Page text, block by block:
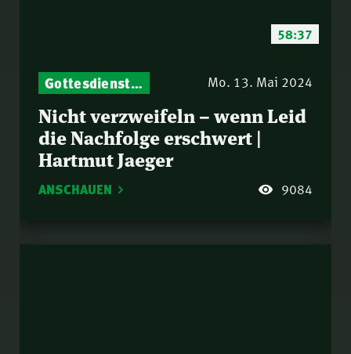
58:37
Gottesdienst-Botschaften – Jeden Sonntag neu: Aktuelle Predigten vom Mitternachtsruf Mo. 13. Mai 2024
Nicht verzweifeln – wenn Leid
die Nachfolge erschwert |
Hartmut Jaeger
ANSCHAUEN 9084